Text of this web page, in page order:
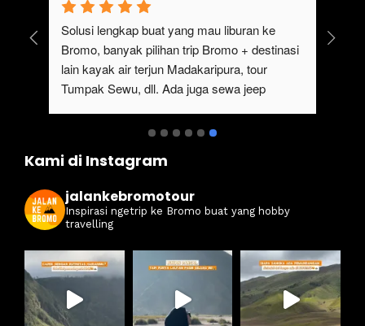
Solusi lengkap buat yang mau liburan ke
Bromo, banyak pilihan trip Bromo + destinasi
lain kayak air terjun Madakaripura, tour
Tumpak Sewu, dll. Ada juga sewa jeep
Kami di Instagram
jalankebromotour
Inspirasi ngetrip ke Bromo buat yang hobby
travelling